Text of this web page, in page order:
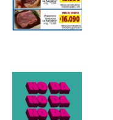
Número de teléfono